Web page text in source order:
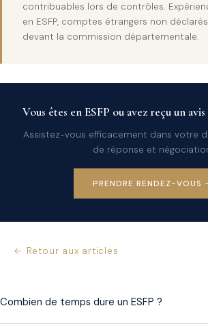
contribuables lors de contrôles.
en ESFP, comptes étrangers non
devant la commission départementale.
Vous êtes en ESFP ou avez reçu un
Assistez-vous efficacement dans votre
de réponse et
PRENDRE RENDEZ-VOUS
← Retour aux articles
Combien de temps dure un ESFP ?